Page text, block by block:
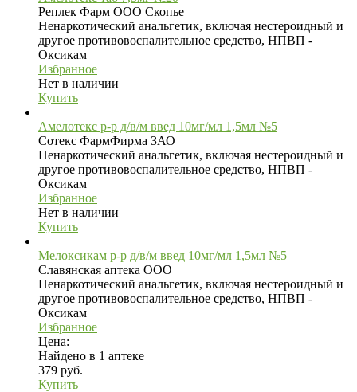
Реплек Фарм ООО Скопье
Ненаркотический анальгетик, включая нестероидный и
другое противовоспалительное средство, НПВП -
Оксикам
Избранное
Нет в наличии
Купить
Амелотекс р-р д/в/м введ 10мг/мл 1,5мл №5
Сотекс ФармФирма ЗАО
Ненаркотический анальгетик, включая нестероидный и
другое противовоспалительное средство, НПВП -
Оксикам
Избранное
Нет в наличии
Купить
Мелоксикам р-р д/в/м введ 10мг/мл 1,5мл №5
Славянская аптека ООО
Ненаркотический анальгетик, включая нестероидный и
другое противовоспалительное средство, НПВП -
Оксикам
Избранное
Цена:
Найдено в 1 аптеке
379 руб.
Купить